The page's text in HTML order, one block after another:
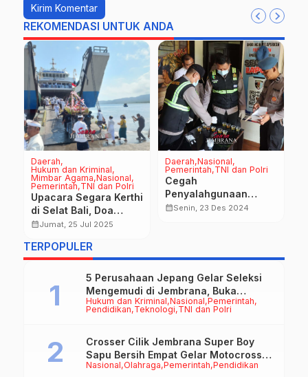
REKOMENDASI UNTUK ANDA
Daerah
Hukum dan Kriminal
Mimbar Agama Nasional
Pemerintah TNI dan Polri
Upacara Segara Kerthi
di Selat Bali, Doa
Untuk Keselamatan
calendar_monthJumat, 25 Jul 2025
Daerah Nasional
Pemerintah TNI dan Polri
Cegah
Penyalahgunaan
Senjata Api, Waka
calendar_monthSenin, 23 Des 2024
TERPOPULER
Hukum dan Kriminal Nasional Pemerintah
Pendidikan Teknologi TNI dan Polri
5 Perusahaan Jepang Gelar Seleksi
Mengemudi di Jembrana, Buka
Peluang Kerja bagi Calon PMI
Nasional Olahraga Pemerintah Pendidikan
Crosser Cilik Jembrana Super Boy
Sapu Bersih Empat Gelar Motocross
50cc